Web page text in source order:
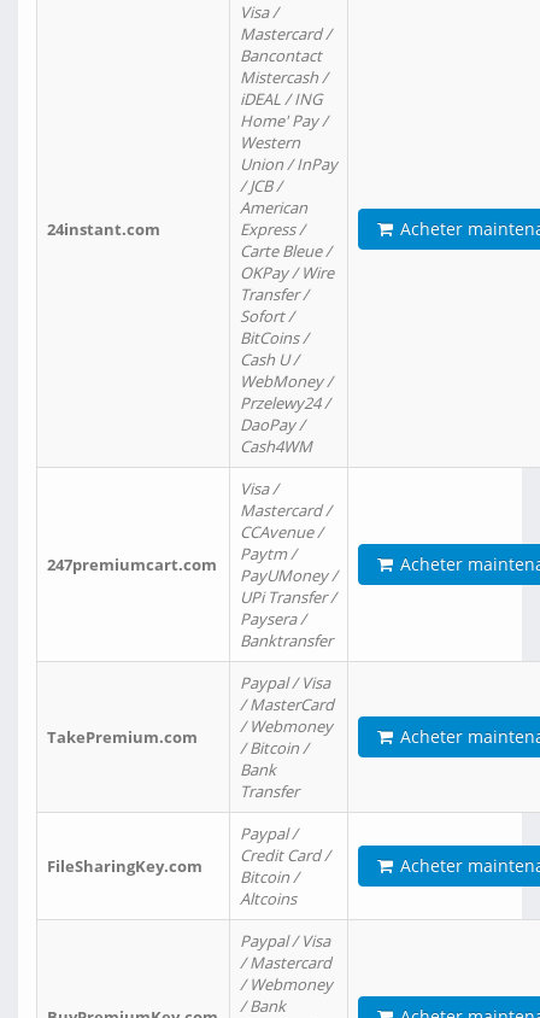
24instant.com
Visa /
Mastercard /
Bancontact
Mistercash /
iDEAL / ING
Home' Pay /
Western
Union / InPay
/ JCB /
American
Express /
Carte Bleue /
OKPay / Wire
Transfer /
Sofort /
BitCoins /
Cash U /
WebMoney /
Przelewy24 /
DaoPay /
Cash4WM
Acheter
247premiumcart.com
Visa /
Mastercard /
CCAvenue /
Paytm /
PayUMoney /
UPi Transfer /
Paysera /
Banktransfer
Acheter
TakePremium.com
Paypal / Visa
/ MasterCard
/ Webmoney
/ Bitcoin /
Bank
Transfer
Acheter
FileSharingKey.com
Paypal /
Credit Card /
Bitcoin /
Altcoins
Acheter
Paypal / Visa
/ Mastercard
/ Webmoney
/ Bank